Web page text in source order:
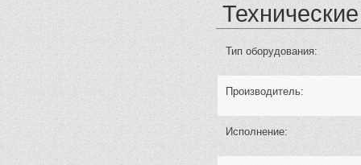
Тип оборудования:
Производитель:
Исполнение: